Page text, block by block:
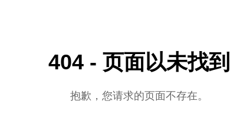
404 - 页面以未找到
抱歉，您请求的页面不存在。